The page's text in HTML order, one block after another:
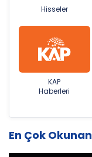
Hisseler
KAP
Haberleri
En Çok